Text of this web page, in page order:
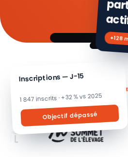
Inscriptions — J-15
1 847 inscrits · +32 % vs 2025
Objectif dépassé
+128
ILS PILOTENT LEURS